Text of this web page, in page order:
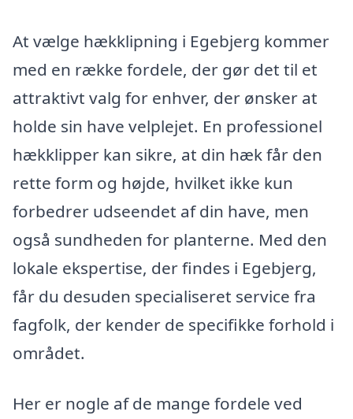
At vælge hækklipning i Egebjerg kommer
med en række fordele, der gør det til et
attraktivt valg for enhver, der ønsker at
holde sin have velplejet. En professionel
hækklipper kan sikre, at din hæk får den
rette form og højde, hvilket ikke kun
forbedrer udseendet af din have, men
også sundheden for planterne. Med den
lokale ekspertise, der findes i Egebjerg,
får du desuden specialiseret service fra
fagfolk, der kender de specifikke forhold i
området.
Her er nogle af de mange fordele ved